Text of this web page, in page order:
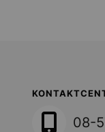
08-